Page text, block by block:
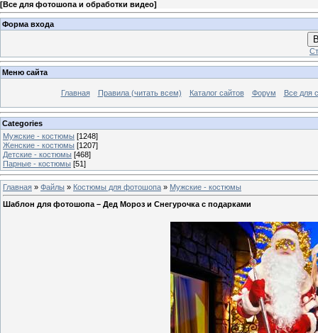
[Все для фотошопа и обработки видео]
Форма входа
Меню сайта
Главная Правила (читать всем) Каталог сайтов Форум Все для
Categories
Мужские - костюмы [1248]
Женские - костюмы [1207]
Детские - костюмы [468]
Парные - костюмы [51]
Главная » Файлы » Костюмы для фотошопа » Мужские - костюмы
Шаблон для фотошопа – Дед Мороз и Снегурочка с подарками